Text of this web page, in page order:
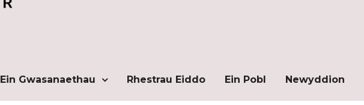
Ein Gwasanaethau Rhestrau Eiddo Ein Pobl Newyddion